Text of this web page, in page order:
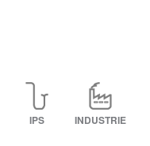
IPS INDUSTRIE